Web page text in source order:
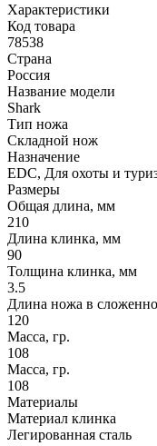
Характеристики
Код товара
78538
Страна
Россия
Название модели
Shark
Тип ножа
Складной нож
Назначение
EDC, Для охоты и
Размеры
Общая длина, мм
210
Длина клинка, мм
90
Толщина клинка, мм
3.5
Длина ножа в
120
Масса, гр.
108
Масса, гр.
108
Материалы
Материал клинка
Легированная сталь